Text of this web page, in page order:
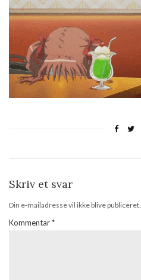
Skriv et svar
Din e-mailadresse vil ikke blive publiceret.
Kommentar*